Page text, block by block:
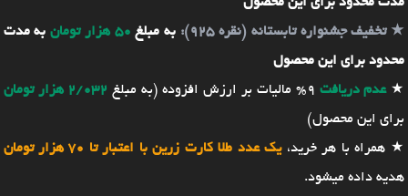
★تخفیف جشنواره تابستانه (نقره 925): به مبلغ 50 هزار تومان
به مدت
محدود برای این محصول
★عدم دریافت 9% مالیات بر ارزش افزوده (به مبلغ
2/032 هزار تومان
برای این محصول)
★ همراه با هر خرید،یک عدد طلا کارت زرین با اعتبار تا 70 هزار تومان
هدیه داده میشود.